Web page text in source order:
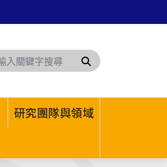
搜尋
研究團隊與領域